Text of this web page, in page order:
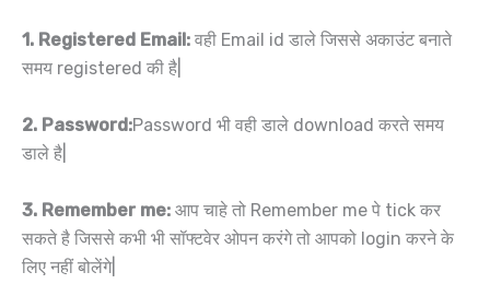
1. Registered Email: वही Email id डाले जिससे अकाउंट बनाते
समय registered की है|
2. Password:Password भी वही डाले download करते समय
डाले है|
3. Remember me: आप चाहे तो Remember me पे tick कर
सकते है जिससे कभी भी सॉफ्टवेर ओपन करंगे तो आपको login करने के
लिए नहीं बोलेंगे|